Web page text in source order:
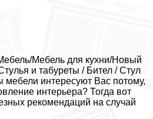
Мебель для кухни/Новый
и табуреты / Бител / Стул
мебели интересуют Вас потому,
интерьера? Тогда вот
рекомендаций на случай